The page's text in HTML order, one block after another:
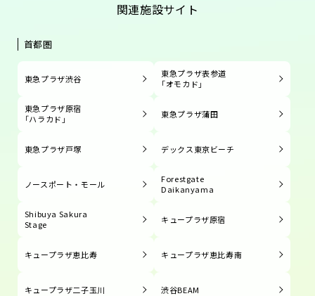
関連施設サイト
首都圏
東急プラザ渋谷
東急プラザ表参道
「オモカド」
東急プラザ原宿
「ハラカド」
東急プラザ蒲田
東急プラザ戸塚 デックス東京ビーチ
ノースポート・モール
Forestgate
Daikanyama
Shibuya Sakura
Stage
キュープラザ原宿
キュープラザ恵比寿 キュープラザ恵比寿南
キュープラザ二子玉川 渋谷BEAM